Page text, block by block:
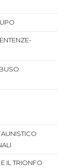
IL TRIONFO